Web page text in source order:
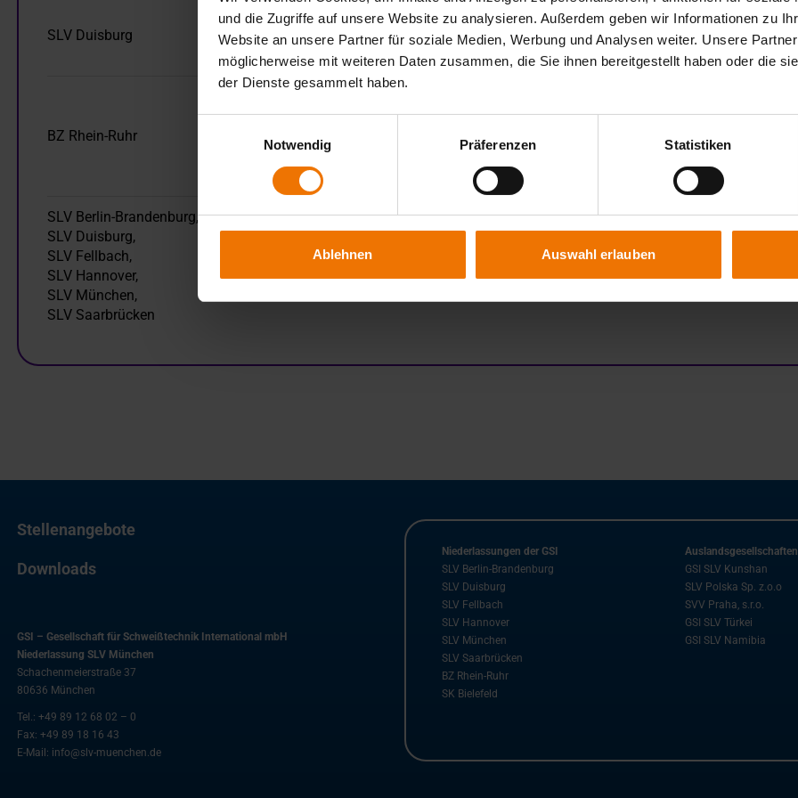
und die Zugriffe auf unsere Website zu analysieren. Außerdem geben wir Informationen zu
Website an unsere Partner für soziale Medien, Werbung und Analysen weiter. Unsere
möglicherweise mit weiteren Daten zusammen, die Sie ihnen bereitgestellt haben oder die
der Dienste gesammelt haben.
Notwendig
Präferenzen Statistiken
Ablehnen Auswahl erlauben
SLV Duisburg Dr.-Ing. Majid Farajian
RESSiS: Ressourcen- und CO2-Effizienz von
Schweißkonstruktionen im Stahl- und Schwermaschinenbau
durch innovative Schweißtechnik und digitale Zwillinge
BZ Rhein-Ruhr Karina Sydekum
Anforderungen an den Ausbildungsberuf
Anlagenmechaniker/in
SLV Berlin-Brandenburg,
SLV Duisburg,
SLV Fellbach,
SLV Hannover,
SLV München,
SLV Saarbrücken
Prof. Dr.-Ing. Heidi
Cramer
CyberJoin: Cyber-physischer Transformations-Hub zur
Stellenangebote
Downloads
GSI – Gesellschaft für Schweißtechnik International mbH
Niederlassung SLV München
Schachenmeierstraße 37
80636 München
Tel.: +49 89 12 68 02 – 0
Fax: +49 89 18 16 43
E-Mail: info@slv-muenchen.de
Niederlassungen der GSI
SLV Berlin-Brandenburg
SLV Duisburg
SLV Fellbach
SLV Hannover
SLV München
SLV Saarbrücken
BZ Rhein-Ruhr
SK Bielefeld
GSI SLV Kunshan
SLV Polska Sp. z.o.o
SVV Praha, s.r.o.
GSI SLV Türkei
GSI SLV Namibia